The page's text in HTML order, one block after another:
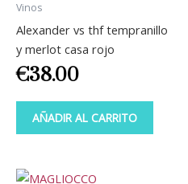
Vinos
Alexander vs thf tempranillo
y merlot casa rojo
€38.00
AÑADIR AL CARRITO